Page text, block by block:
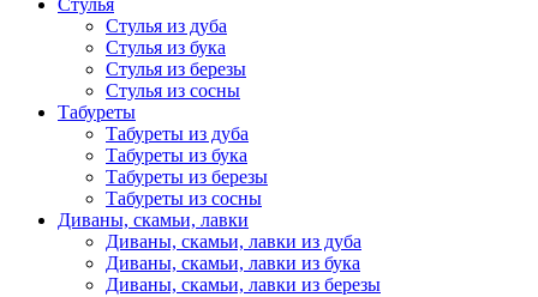
Стулья
Стулья из дуба
Стулья из бука
Стулья из березы
Стулья из сосны
Табуреты
Табуреты из дуба
Табуреты из бука
Табуреты из березы
Табуреты из сосны
Диваны, скамьи, лавки
Диваны, скамьи, лавки из дуба
Диваны, скамьи, лавки из бука
Диваны, скамьи, лавки из березы